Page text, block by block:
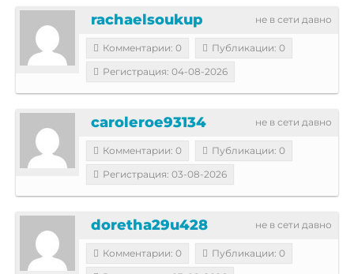
не в сети давно
rachaelsoukup
Комментарии: 0
Публикации: 0
Регистрация: 04-08-2026
не в сети давно
caroleroe93134
Комментарии: 0
Публикации: 0
Регистрация: 03-08-2026
не в сети давно
doretha29u428
Комментарии: 0
Публикации: 0